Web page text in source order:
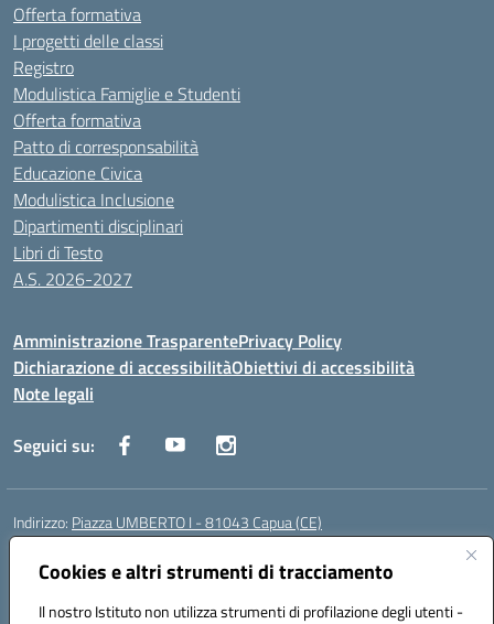
Cookies e altri strumenti di tracciamento
Il nostro Istituto non utilizza strumenti di profilazione degli utenti -
Offerta formativa
I progetti delle classi
Registro
Modulistica Famiglie e Studenti
Offerta formativa
Patto di corresponsabilità
Educazione Civica
Modulistica Inclusione
Dipartimenti disciplinari
Libri di Testo
A.S. 2026-2027
Amministrazione TrasparentePrivacy Policy
Dichiarazione di accessibilitàObiettivi di accessibilità
Note legali
Seguici su:
Indirizzo: Piazza UMBERTO I - 81043 Capua (CE)
Centralino:
Posta elettronica certificata (PEC):cepm03000d@pec.istruzione.it
Codice fiscale: 93034560610